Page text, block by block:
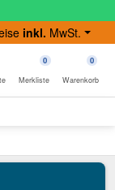
inkl. MwSt.
0
Merkliste
0
Warenkorb